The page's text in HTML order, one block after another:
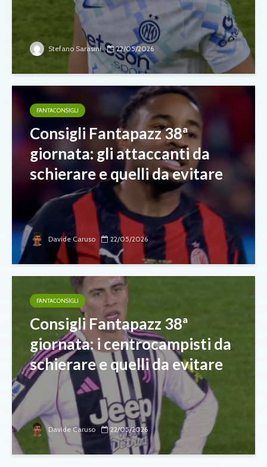
Stefano Sarasini 22/05/2026
FANTACONSIGLI
Consigli Fantapazz 38ª
giornata: gli attaccanti da
schierare e quelli da evitare
Davide Caruso 22/05/2026
FANTACONSIGLI
Consigli Fantapazz 38ª
giornata: i centrocampisti da
schierare e quelli da evitare
Davide Caruso 22/05/2026